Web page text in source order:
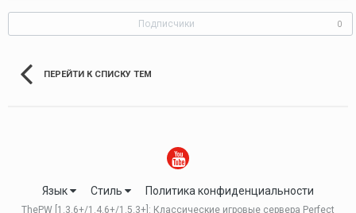
Подписчики 0
ПЕРЕЙТИ К СПИСКУ ТЕМ
Язык Стиль Политика конфиденциальности
ThePW [1.3.6+/1.4.6+/1.5.3+]: Классические игровые сервера Perfect